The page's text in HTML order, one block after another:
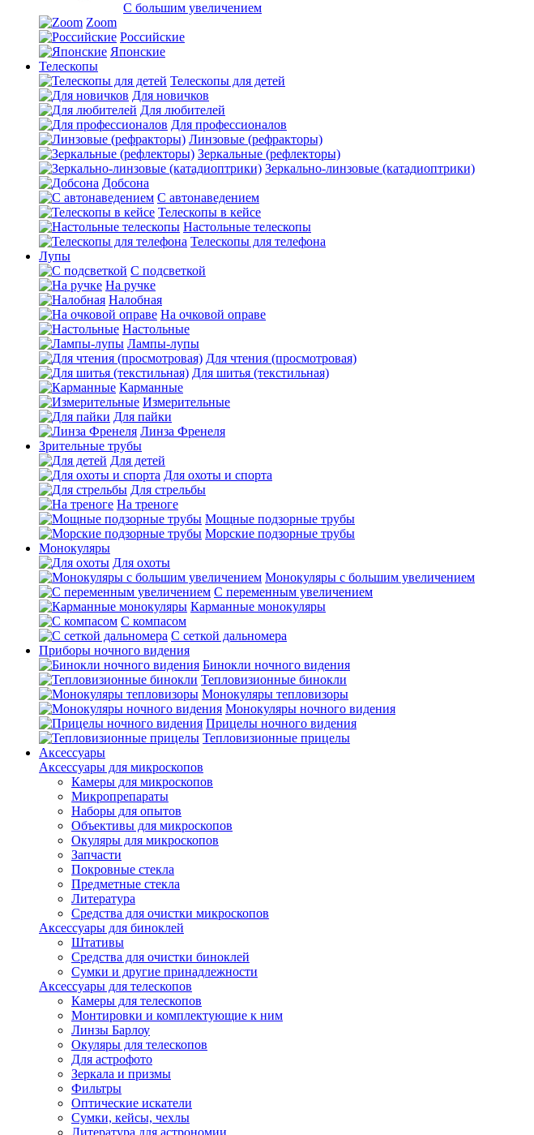
С большим увеличением
Zoom
Российские
Японские
Телескопы
Телескопы для детей
Для новичков
Для любителей
Для профессионалов
Линзовые (рефракторы)
Зеркальные (рефлекторы)
Зеркально-линзовые (катадиоптрики)
Добсона
С автонаведением
Телескопы в кейсе
Настольные телескопы
Телескопы для телефона
Лупы
С подсветкой
На ручке
Налобная
На очковой оправе
Настольные
Лампы-лупы
Для чтения (просмотровая)
Для шитья (текстильная)
Карманные
Измерительные
Для пайки
Линза Френеля
Зрительные трубы
Для детей
Для охоты и спорта
Для стрельбы
На треноге
Мощные подзорные трубы
Морские подзорные трубы
Монокуляры
Для охоты
Монокуляры с большим увеличением
С переменным увеличением
Карманные монокуляры
С компасом
С сеткой дальномера
Приборы ночного видения
Бинокли ночного видения
Тепловизионные бинокли
Монокуляры тепловизоры
Монокуляры ночного видения
Прицелы ночного видения
Тепловизионные прицелы
Аксессуары
Аксессуары для микроскопов
Камеры для микроскопов
Микропрепараты
Наборы для опытов
Объективы для микроскопов
Окуляры для микроскопов
Запчасти
Покровные стекла
Предметные стекла
Литература
Средства для очистки микроскопов
Аксессуары для биноклей
Штативы
Средства для очистки биноклей
Сумки и другие принадлежности
Аксессуары для телескопов
Камеры для телескопов
Монтировки и комплектующие к ним
Линзы Барлоу
Окуляры для телескопов
Для астрофото
Зеркала и призмы
Фильтры
Оптические искатели
Сумки, кейсы, чехлы
Литература для астрономии